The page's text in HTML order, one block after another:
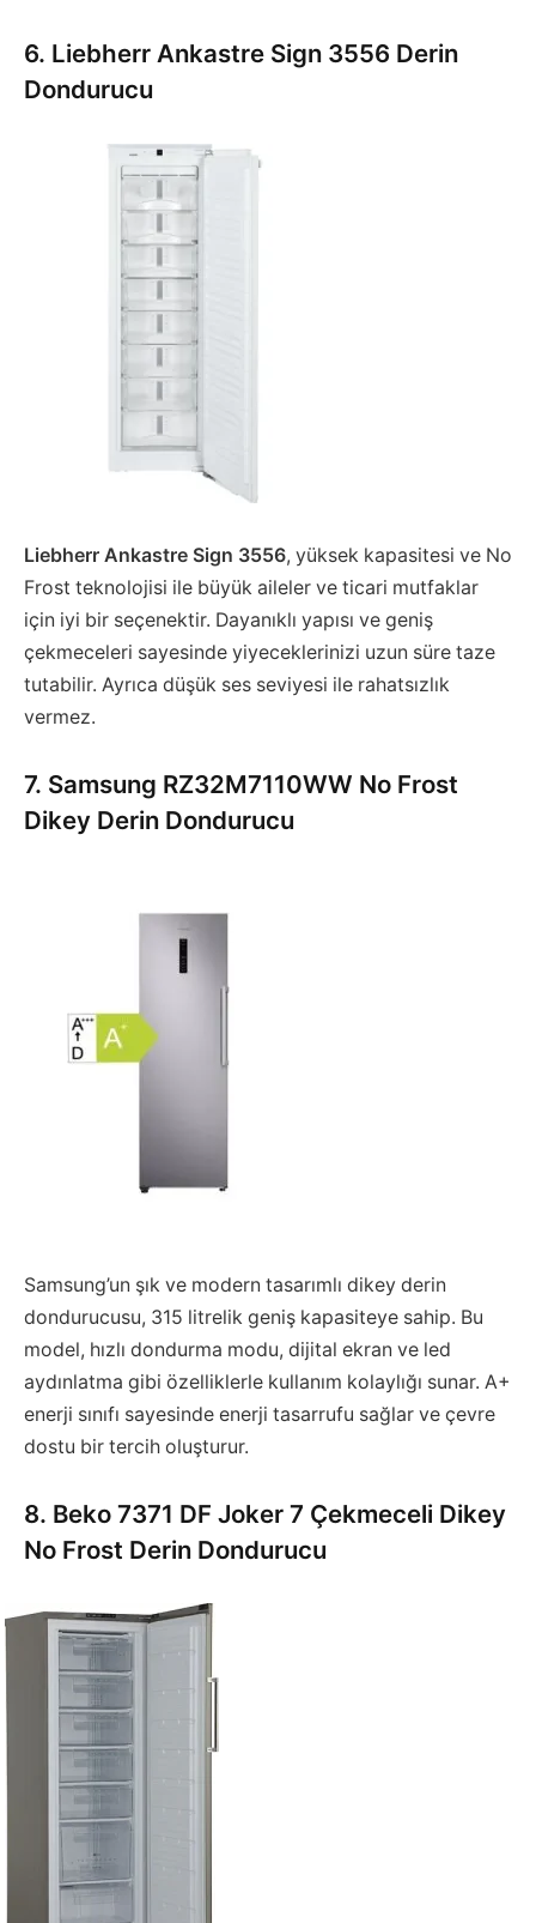
6. Liebherr Ankastre Sign 3556 Derin
Dondurucu
Liebherr Ankastre Sign 3556, yüksek kapasitesi ve No
Frost teknolojisi ile büyük aileler ve ticari mutfaklar
için iyi bir seçenektir. Dayanıklı yapısı ve geniş
çekmeceleri sayesinde yiyeceklerinizi uzun süre taze
tutabilir. Ayrıca düşük ses seviyesi ile rahatsızlık
vermez.
7. Samsung RZ32M7110WW No Frost
Dikey Derin Dondurucu
Samsung’un şık ve modern tasarımlı dikey derin
dondurucusu, 315 litrelik geniş kapasiteye sahip. Bu
model, hızlı dondurma modu, dijital ekran ve led
aydınlatma gibi özelliklerle kullanım kolaylığı sunar. A+
enerji sınıfı sayesinde enerji tasarrufu sağlar ve çevre
dostu bir tercih oluşturur.
8. Beko 7371 DF Joker 7 Çekmeceli Dikey
No Frost Derin Dondurucu